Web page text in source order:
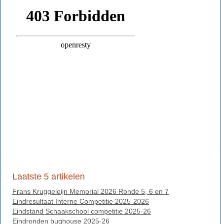
Laatste 5 artikelen
Frans Kruggeleijn Memorial 2026 Ronde 5, 6 en 7
Eindresultaat Interne Competitie 2025-2026
Eindstand Schaakschool competitie 2025-26
Eindronden bughouse 2025-26